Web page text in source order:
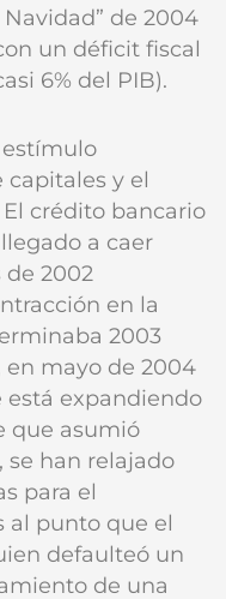
de 2004
un déficit fiscal
6% del PIB).
estímulo
capitales y el
crédito bancario
a caer
de 2002
en la
2003
en mayo de 2004
está expandiendo
que asumió
se han relajado
para el
al punto que el
defaulteó un
de una